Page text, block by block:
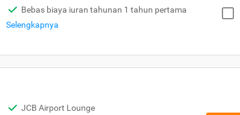
Bebas biaya iuran tahunan 1 tahun pertama
Selengkapnya
JCB Airport Lounge